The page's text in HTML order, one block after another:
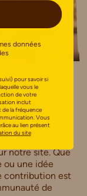
en
notre site. Que
ou une idée
contribution est
de
données
pour savoir si
vous le
de votre
inclut
de la fréquence
Vous
au lien présent
du site